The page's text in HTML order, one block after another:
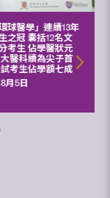
球醫學」連續13年
之冠 囊括12名文
考生 佔學醫狀元
醫科續為尖子首
考生佔學額七成
月5日